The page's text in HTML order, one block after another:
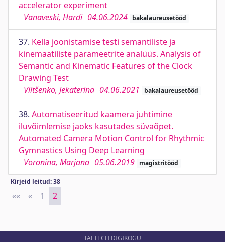
accelerator experiment
Vanaveski, Hardi 04.06.2024 bakalaureusetööd
37. Kella joonistamise testi semantiliste ja
kinemaatiliste parameetrite analüüs. Analysis of
Semantic and Kinematic Features of the Clock
Drawing Test
Viltšenko, Jekaterina 04.06.2021 bakalaureusetööd
38. Automatiseeritud kaamera juhtimine
iluvõimlemise jaoks kasutades süvaõpet.
Automated Camera Motion Control for Rhythmic
Gymnastics Using Deep Learning
Voronina, Marjana 05.06.2019 magistritööd
Kirjeid leitud: 38
«« First
« Previous
1 2
TALTECH DIGIKOGU